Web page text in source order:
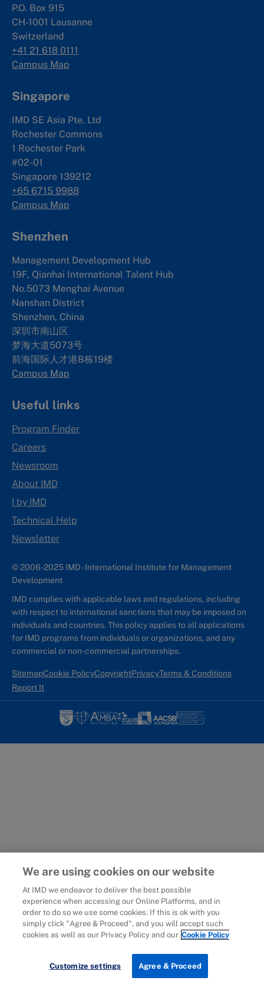
P.O. Box 915
CH-1001 Lausanne
Switzerland
+41 21 618 0111
Campus Map
Singapore
IMD SE Asia Pte. Ltd
Rochester Commons
1 Rochester Park
#02-01
Singapore 139212
+65 6715 9988
Campus Map
Shenzhen
Management Development Hub
19F, Qianhai International Talent Hub
No.5073 Menghai Avenue
Nanshan District
Shenzhen, China
深圳市南山区
梦海大道5073号
前海国际人才港B栋19楼
Campus Map
Useful links
Program Finder
Careers
Newsroom
About IMD
I by IMD
Technical Help
Newsletter
© 2006-2025 IMD - International Institute for Management
Development
IMD complies with applicable laws and regulations, including
with respect to international sanctions that may be imposed on
individuals and countries. This policy applies to all applications
for IMD programs from individuals or organizations, and any
commercial or non-commercial partnerships.
SitemapCookie PolicyCopyrightPrivacyTerms & Conditions
Report It
We are using cookies on our website
At IMD we endeavor to deliver the best possible
experience when accessing our Online Platforms, and in
order to do so we use some cookies. If this is ok with you
simply click "Agree & Proceed", and you will accept such
cookies as well as our Privacy Policy and our Cookie Policy
Customize settings Agree & Proceed